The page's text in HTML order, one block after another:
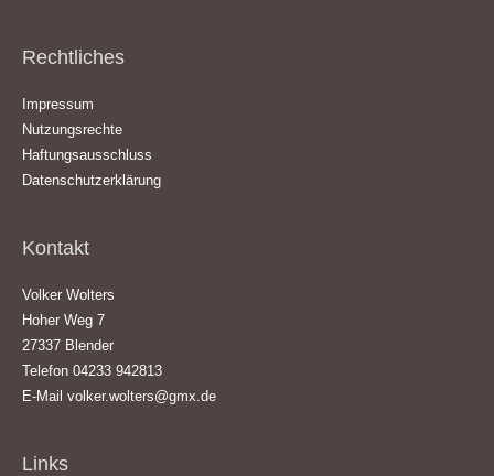
Rechtliches
Impressum
Nutzungsrechte
Haftungsausschluss
Datenschutzerklärung
Kontakt
Volker Wolters
Hoher Weg 7
27337 Blender
Telefon 04233 942813
E-Mail volker.wolters@gmx.de
Links